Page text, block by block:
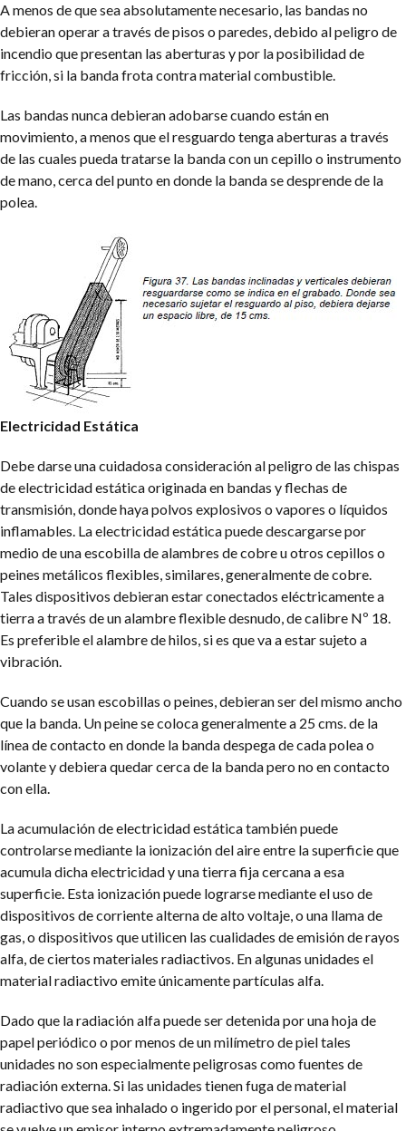
A menos de que sea absolutamente necesario, las bandas no
debieran operar a través de pisos o paredes, debido al peligro de
incendio que presentan las aberturas y por la posibilidad de
fricción, si la banda frota contra material combustible.
Las bandas nunca debieran adobarse cuando están en
movimiento, a menos que el resguardo tenga aberturas a través
de las cuales pueda tratarse la banda con un cepillo o instrumento
de mano, cerca del punto en donde la banda se desprende de la
polea.
Electricidad Estática
Debe darse una cuidadosa consideración al peligro de las chispas
de electricidad estática originada en bandas y flechas de
transmisión, donde haya polvos explosivos o vapores o líquidos
inflamables. La electricidad estática puede descargarse por
medio de una escobilla de alambres de cobre u otros cepillos o
peines metálicos flexibles, similares, generalmente de cobre.
Tales dispositivos debieran estar conectados eléctricamente a
tierra a través de un alambre flexible desnudo, de calibre Nº 18.
Es preferible el alambre de hilos, si es que va a estar sujeto a
vibración.
Cuando se usan escobillas o peines, debieran ser del mismo ancho
que la banda. Un peine se coloca generalmente a 25 cms. de la
línea de contacto en donde la banda despega de cada polea o
volante y debiera quedar cerca de la banda pero no en contacto
con ella.
La acumulación de electricidad estática también puede
controlarse mediante la ionización del aire entre la superficie que
acumula dicha electricidad y una tierra fija cercana a esa
superficie. Esta ionización puede lograrse mediante el uso de
dispositivos de corriente alterna de alto voltaje, o una llama de
gas, o dispositivos que utilicen las cualidades de emisión de rayos
alfa, de ciertos materiales radiactivos. En algunas unidades el
material radiactivo emite únicamente partículas alfa.
Dado que la radiación alfa puede ser detenida por una hoja de
papel periódico o por menos de un milímetro de piel tales
unidades no son especialmente peligrosas como fuentes de
radiación externa. Si las unidades tienen fuga de material
radiactivo que sea inhalado o ingerido por el personal, el material